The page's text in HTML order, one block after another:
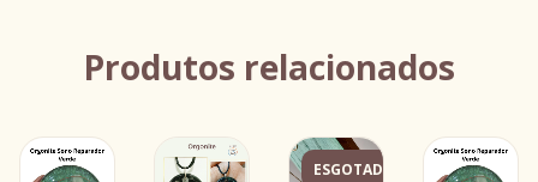
Produtos relacionados
ESGOTADO